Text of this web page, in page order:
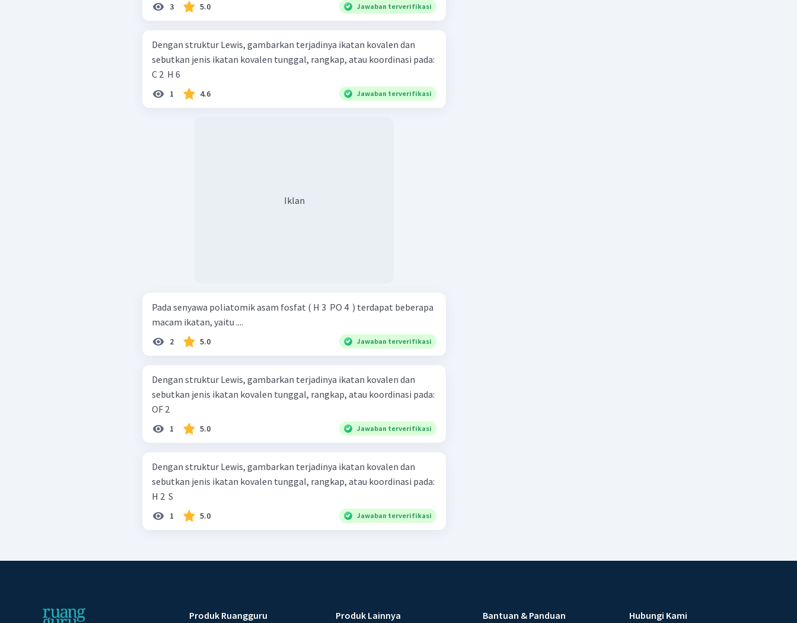
3 5.0 Jawaban terverifikasi
Dengan struktur Lewis, gambarkan terjadinya ikatan kovalen dan
sebutkan jenis ikatan kovalen tunggal, rangkap, atau koordinasi pada:
C 2 ​ H 6 ​
1 4.6 Jawaban terverifikasi
Iklan
Pada senyawa poliatomik asam fosfat ( H 3 ​ PO 4 ​ ) terdapat beberapa
macam ikatan, yaitu ....
2 5.0 Jawaban terverifikasi
Dengan struktur Lewis, gambarkan terjadinya ikatan kovalen dan
sebutkan jenis ikatan kovalen tunggal, rangkap, atau koordinasi pada:
OF 2 ​
1 5.0 Jawaban terverifikasi
Dengan struktur Lewis, gambarkan terjadinya ikatan kovalen dan
sebutkan jenis ikatan kovalen tunggal, rangkap, atau koordinasi pada:
H 2 ​ S
1 5.0 Jawaban terverifikasi
Produk Ruangguru Produk Lainnya Bantuan & Panduan Hubungi Kami